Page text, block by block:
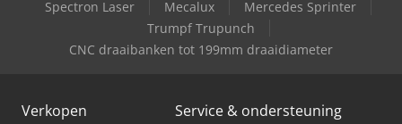
Spectron Laser
Mecalux
Mercedes Sprinter
Trumpf Trupunch
CNC draaibanken tot 199mm draaidiameter
Verkopen Service & ondersteuning